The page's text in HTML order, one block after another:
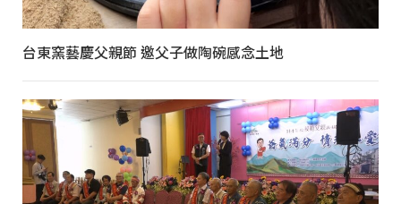
台東窯藝慶父親節 邀父子做陶碗感念土地